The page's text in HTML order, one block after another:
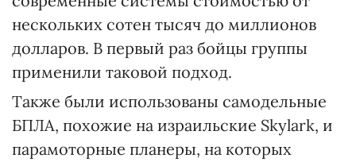
нескольких сотен тысяч до миллионов
долларов. В первый раз бойцы группы
применили таковой подход.
Также были использованы самодельные
БПЛА, похожие на израильские Skylark, и
парамоторные планеры, на которых